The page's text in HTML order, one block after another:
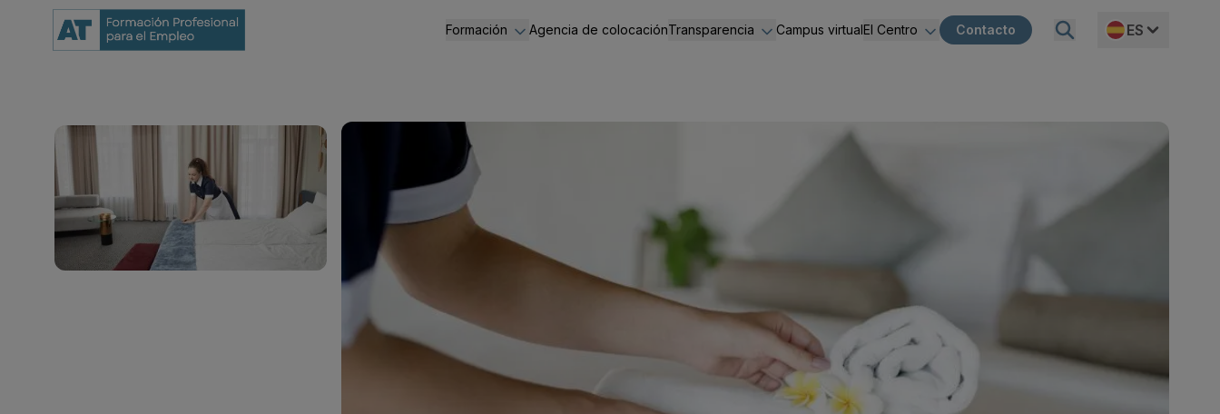
Formación
Servicios Socioculturales
Agencia de colocaciónTransparencia
Código Ético
Ayudas y subvenciones
Información económico-financiera
Acceso a la información
Campus virtualEl Centro
Misión, visión, propósito y compromiso
Contacto ES